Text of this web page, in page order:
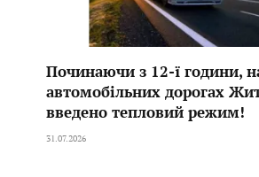
Починаючи з 12-ї години,
автомобільних дорогах
введено тепловий режим!
31.07.2026